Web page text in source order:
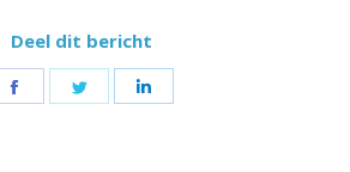
Deel dit bericht
Share
Share